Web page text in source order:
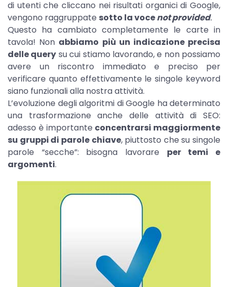
di utenti che cliccano nei risultati organici di Google,
vengono raggruppate sotto la vocenot provided.
Questo ha cambiato completamente le carte in
tavola! Non abbiamo più un indicazione precisa
delle query su cui stiamo lavorando, e non possiamo
avere un riscontro immediato e preciso per
verificare quanto effettivamente le singole keyword
siano funzionali alla nostra attività.
L’evoluzione degli algoritmi di Google ha determinato
una trasformazione anche delle attività di SEO:
adesso è importante concentrarsi maggiormente
su gruppi di parole chiave, piuttosto che su singole
parole “secche”: bisogna lavorare per temi e
argomenti.